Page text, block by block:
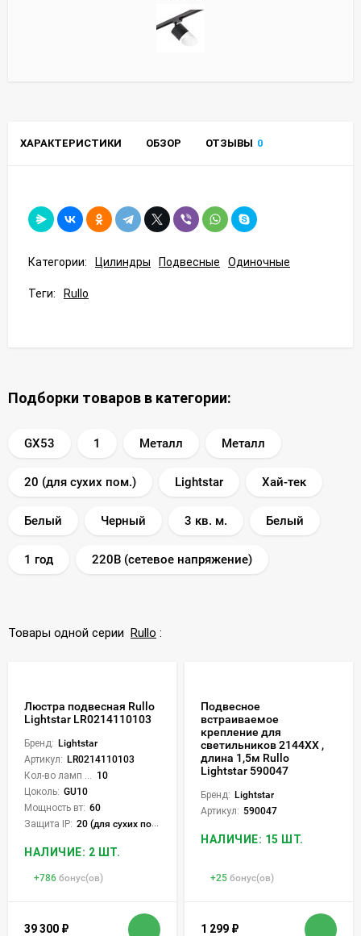
ХАРАКТЕРИСТИКИ ОБЗОР ОТЗЫВЫ 0
Категории: Цилиндры Подвесные Одиночные
Теги: Rullo
Подборки товаров в категории:
GX53 1 Металл Металл
20 (для сухих пом.) Lightstar Хай-тек
Белый Черный 3 кв. м. Белый
1 год 220В (сетевое напряжение)
Товары одной серии Rullo :
Люстра подвесная Rullo
Lightstar LR0214110103
Бренд: Lightstar
Артикул: LR0214110103
10
Цоколь: GU10
Мощность вт: 60
Защита IP: 20 (для сухих пом.)
НАЛИЧИЕ: 2 ШТ.
+786 бонус(ов)
39 300 ₽
Подвесное
встраиваемое
крепление для
светильников 2144XХ ,
длина 1,5м Rullo
Lightstar 590047
Бренд: Lightstar
Артикул: 590047
НАЛИЧИЕ: 15 ШТ.
+25 бонус(ов)
1 299 ₽